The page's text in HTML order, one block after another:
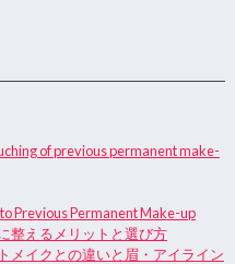
of previous permanent make-
Previous Permanent Make-up
整えるメリットと選び方
メイクとの違いと眉・アイライン